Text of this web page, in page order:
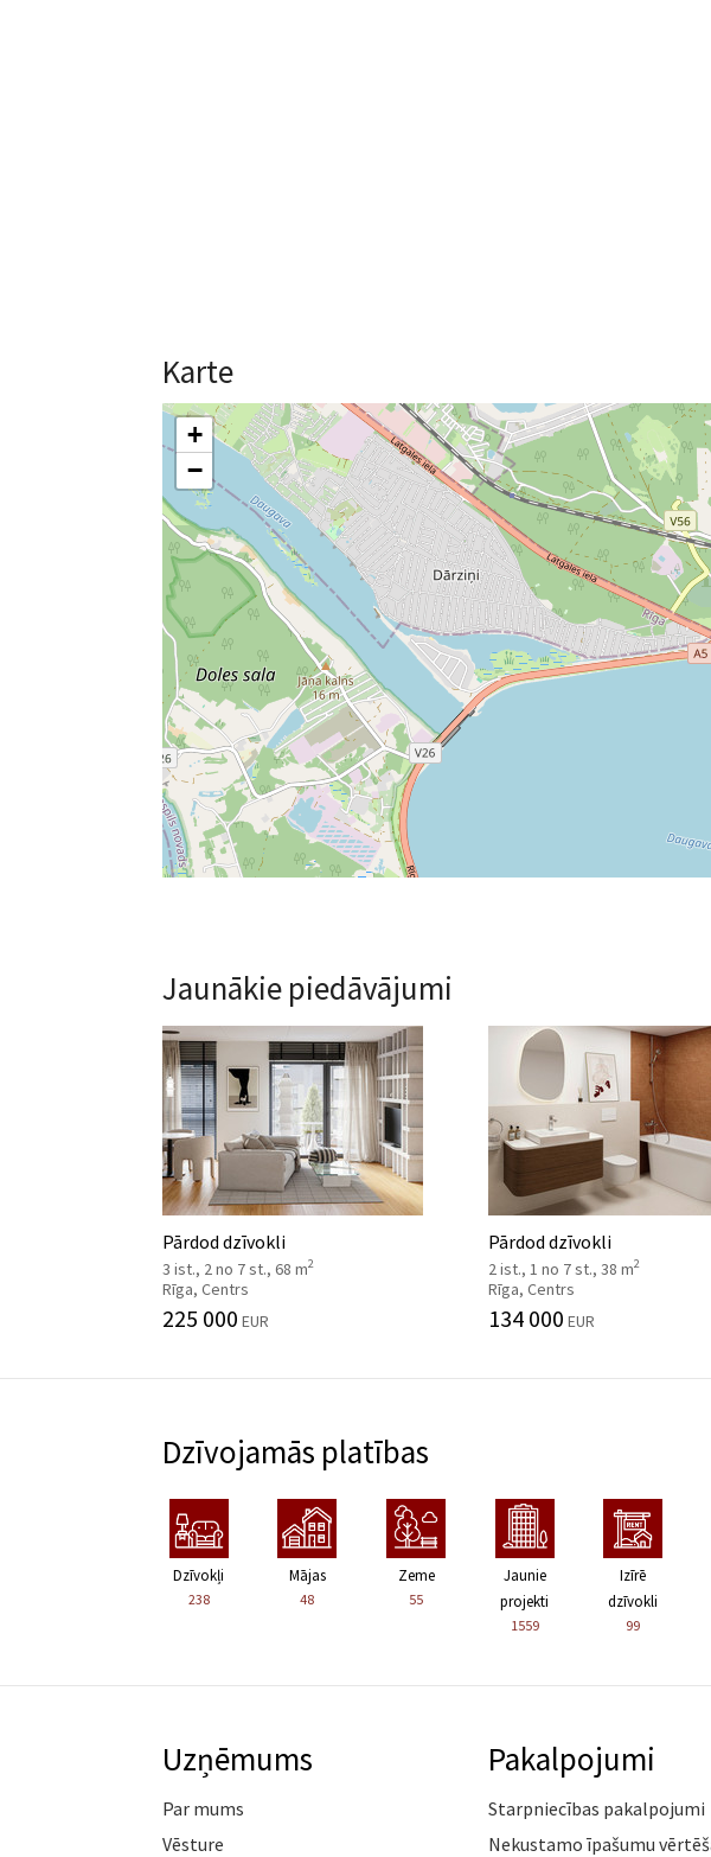
Karte
+
−
Jaunākie piedāvājumi
Pārdod dzīvokli
3 ist., 2 no 7 st., 68 m2
Rīga, Centrs
225 000 EUR
Pārdod dzīvokli
2 ist., 1 no 7 st., 38 m2
Rīga, Centrs
134 000 EUR
Dzīvojamās platības
Dzīvokļi
238
Mājas
48
Zeme
55
Jaunie
projekti
1559
Izīrē
dzīvokli
99
Uzņēmums
Par mums
Vēsture
Pakalpojumi
Starpniecības pakalpojumi
Nekustamo īpašumu